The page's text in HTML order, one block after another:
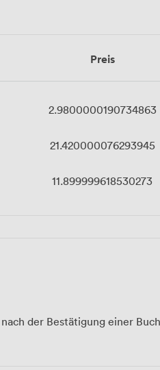
Preis
2.9800000190734863
21.420000076293945
11.899999618530273
der Bestätigung einer